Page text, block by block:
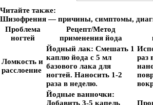
Читайте также:
Шизофрения — причины, симптомы,
Проблема
ногтей
Рецепт/Метод
применения йода
Ломкость и
расслоение
Йодный лак: Смешать 1
каплю йода с 5 мл
базового лака для
ногтей. Наносить 1-2
раза в неделю.
раз
Йодные ванночки:
Добавить 3-5 капель